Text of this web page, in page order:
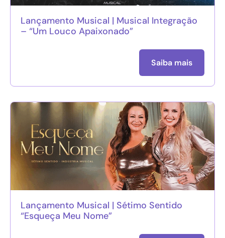
Lançamento Musical | Musical Integração
– “Um Louco Apaixonado”
Saiba mais
Lançamento Musical | Sétimo Sentido
“Esqueça Meu Nome”